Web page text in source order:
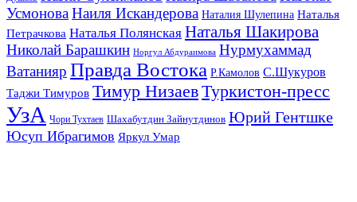
УсмоноваНаиля Искандерова Наталия Шулепина Наталья
Петрачкова Наталья Полянская Наталья Шакирова
Николай Барашкин Норгул Абдураимова Нурмухаммад
Ватанияр Правда Востока Р.Камолов С.Шукуров
Таджи Тимуров Тимур НизаевТуркистон-пресс
УзА Чори Тухтаев Шахабутдин Зайнутдинов Юрий Гентшке
Юсуп Ибрагимов Яркул Умар